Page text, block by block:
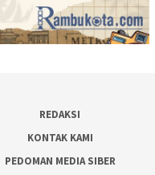
REDAKSI
KONTAK KAMI
PEDOMAN MEDIA SIBER